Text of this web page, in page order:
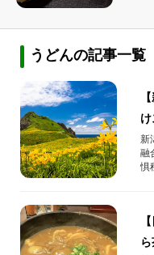
うどんの記事一覧
新
融
惧